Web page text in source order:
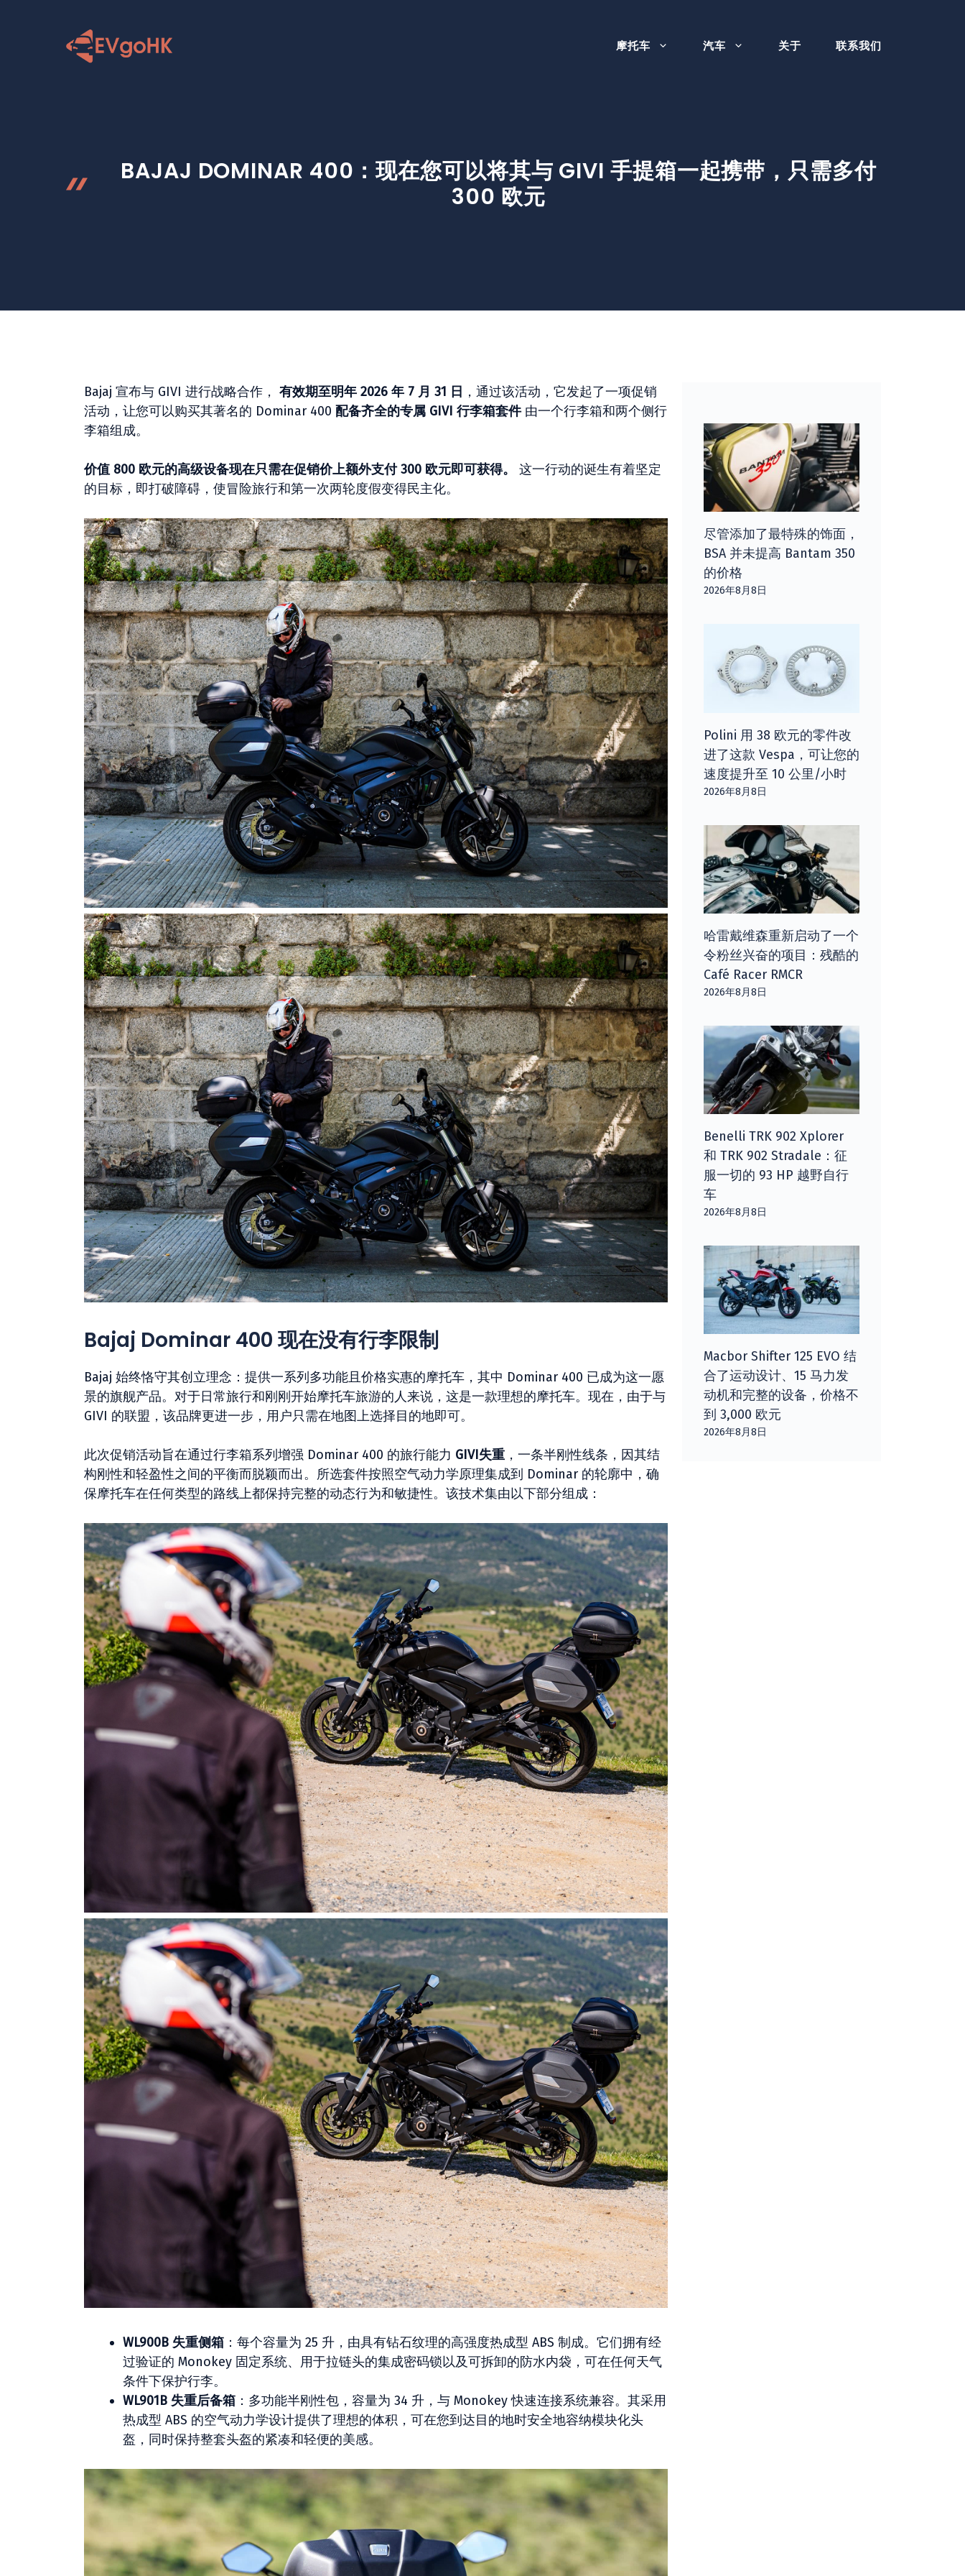
摩托车 汽车 关于 联系我们
BAJAJ DOMINAR 400：现在您可以将其与 GIVI 手提箱一起携带，只需多付
300 欧元
Bajaj 宣布与 GIVI 进行战略合作， 有效期至明年 2026 年 7 月 31 日 ，通过该活动，它发起了一项促销
活动，让您可以购买其著名的 Dominar 400 配备齐全的专属 GIVI 行李箱套件由一个行李箱和两个侧行
李箱组成。
价值 800 欧元的高级设备现在只需在促销价上额外支付 300 欧元即可获得。
这一行动的诞生有着坚定
的目标，即打破障碍，使冒险旅行和第一次两轮度假变得民主化。
Bajaj Dominar 400 现在没有行李限制
Bajaj 始终恪守其创立理念：提供一系列多功能且价格实惠的摩托车，其中 Dominar 400 已成为这一愿
景的旗舰产品。对于日常旅行和刚刚开始摩托车旅游的人来说，这是一款理想的摩托车。现在，由于与
GIVI 的联盟，该品牌更进一步，用户只需在地图上选择目的地即可。
此次促销活动旨在通过行李箱系列增强 Dominar 400 的旅行能力 GIVI失重 ，一条半刚性线条，因其结
构刚性和轻盈性之间的平衡而脱颖而出。所选套件按照空气动力学原理集成到 Dominar 的轮廓中，确
保摩托车在任何类型的路线上都保持完整的动态行为和敏捷性。该技术集由以下部分组成：
WL900B 失重侧箱 ：每个容量为 25 升，由具有钻石纹理的高强度热成型 ABS 制成。它们拥有经
过验证的 Monokey 固定系统、用于拉链头的集成密码锁以及可拆卸的防水内袋，可在任何天气
条件下保护行李。
WL901B 失重后备箱 ：多功能半刚性包，容量为 34 升，与 Monokey 快速连接系统兼容。其采用
热成型 ABS 的空气动力学设计提供了理想的体积，可在您到达目的地时安全地容纳模块化头
盔，同时保持整套头盔的紧凑和轻便的美感。
尽管添加了最特殊的饰面，
BSA 并未提高 Bantam 350
的价格
2026年8月8日
Polini 用 38 欧元的零件改
进了这款 Vespa，可让您的
速度提升至 10 公里/小时
2026年8月8日
哈雷戴维森重新启动了一个
令粉丝兴奋的项目：残酷的
Café Racer RMCR
2026年8月8日
Benelli TRK 902 Xplorer
和 TRK 902 Stradale：征
服一切的 93 HP 越野自行
车
2026年8月8日
Macbor Shifter 125 EVO 结
合了运动设计、15 马力发
动机和完整的设备，价格不
到 3,000 欧元
2026年8月8日